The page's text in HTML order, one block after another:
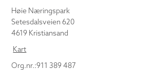
Høie Næringspark
Setesdalsveien 620
4619 Kristiansand
Kart
Org.nr.:911 389 487